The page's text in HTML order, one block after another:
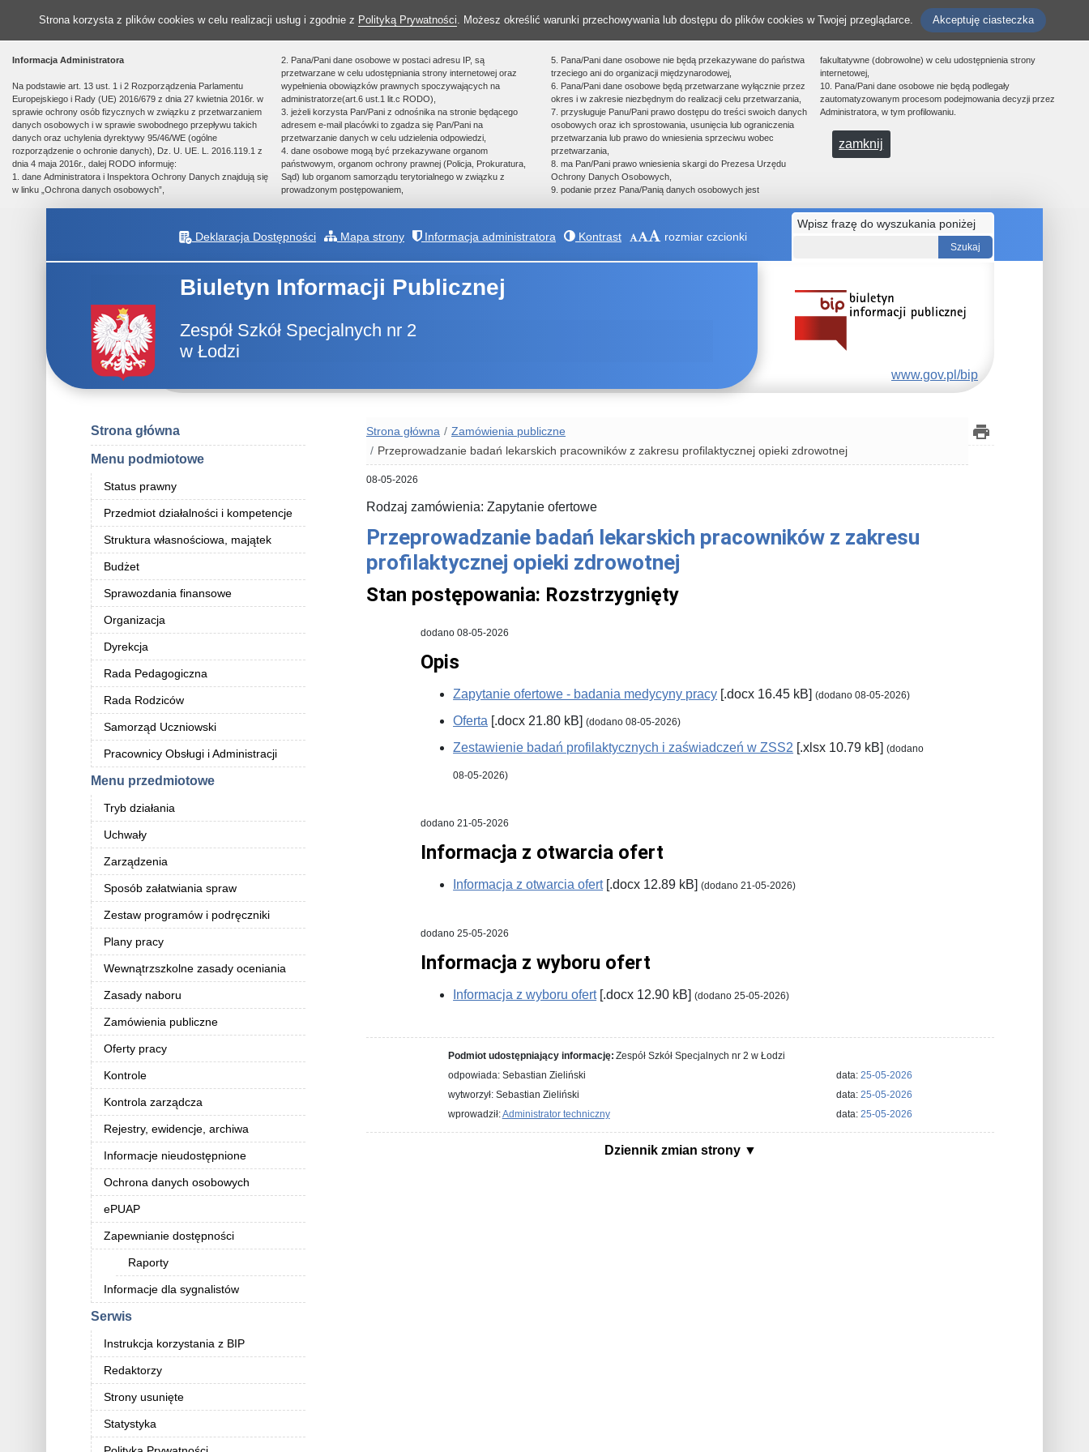
Strona korzysta z plików cookies w celu realizacji usług i zgodnie z Polityką Prywatności. Możesz określić warunki przechowywania lub dostępu do plików cookies w Twojej przeglądarce. Akceptuję ciasteczka
Informacja Administratora
Na podstawie art. 13 ust. 1 i 2 Rozporządzenia Parlamentu
Europejskiego i Rady (UE) 2016/679 z dnia 27 kwietnia 2016r. w
sprawie ochrony osób fizycznych w związku z przetwarzaniem
danych osobowych i w sprawie swobodnego przepływu takich
danych oraz uchylenia dyrektywy 95/46/WE (ogólne
rozporządzenie o ochronie danych), Dz. U. UE. L. 2016.119.1 z
dnia 4 maja 2016r., dalej RODO informuję:
1. dane Administratora i Inspektora Ochrony Danych znajdują się
w linku „Ochrona danych osobowych”,
2. Pana/Pani dane osobowe w postaci adresu IP, są
przetwarzane w celu udostępniania strony internetowej oraz
wypełnienia obowiązków prawnych spoczywających na
administratorze(art.6 ust.1 lit.c RODO),
3. jeżeli korzysta Pan/Pani z odnośnika na stronie będącego
adresem e-mail placówki to zgadza się Pan/Pani na
przetwarzanie danych w celu udzielenia odpowiedzi,
4. dane osobowe mogą być przekazywane organom
państwowym, organom ochrony prawnej (Policja, Prokuratura,
Sąd) lub organom samorządu terytorialnego w związku z
prowadzonym postępowaniem,
5. Pana/Pani dane osobowe nie będą przekazywane do państwa
trzeciego ani do organizacji międzynarodowej,
6. Pana/Pani dane osobowe będą przetwarzane wyłącznie przez
okres i w zakresie niezbędnym do realizacji celu przetwarzania,
7. przysługuje Panu/Pani prawo dostępu do treści swoich danych
osobowych oraz ich sprostowania, usunięcia lub ograniczenia
przetwarzania lub prawo do wniesienia sprzeciwu wobec
przetwarzania,
8. ma Pan/Pani prawo wniesienia skargi do Prezesa Urzędu
Ochrony Danych Osobowych,
9. podanie przez Pana/Panią danych osobowych jest
fakultatywne (dobrowolne) w celu udostępnienia strony
internetowej,
10. Pana/Pani dane osobowe nie będą podlegały
zautomatyzowanym procesom podejmowania decyzji przez
Administratora, w tym profilowaniu.
zamknij
Deklaracja Dostępności Mapa strony Informacja administratora Kontrast rozmiar czcionki
Wpisz frazę do wyszukania poniżej
Biuletyn Informacji Publicznej
Zespół Szkół Specjalnych nr 2
w Łodzi
www.gov.pl/bip
Strona główna
Menu podmiotowe
Status prawny
Przedmiot działalności i kompetencje
Struktura własnościowa, majątek
Budżet
Sprawozdania finansowe
Organizacja
Dyrekcja
Rada Pedagogiczna
Rada Rodziców
Samorząd Uczniowski
Pracownicy Obsługi i Administracji
Menu przedmiotowe
Tryb działania
Uchwały
Zarządzenia
Sposób załatwiania spraw
Zestaw programów i podręczniki
Plany pracy
Wewnątrzszkolne zasady oceniania
Zasady naboru
Zamówienia publiczne
Oferty pracy
Kontrole
Kontrola zarządcza
Rejestry, ewidencje, archiwa
Informacje nieudostępnione
Ochrona danych osobowych
ePUAP
Zapewnianie dostępności
Raporty
Informacje dla sygnalistów
Serwis
Instrukcja korzystania z BIP
Redaktorzy
Strony usunięte
Statystyka
Strona główna
Zamówienia publiczne
Przeprowadzanie badań lekarskich pracowników z zakresu profilaktycznej opieki zdrowotnej
08-05-2026
Rodzaj zamówienia: Zapytanie ofertowe
Przeprowadzanie badań lekarskich pracowników z zakresu
profilaktycznej opieki zdrowotnej
Stan postępowania: Rozstrzygnięty
dodano 08-05-2026
Opis
Zapytanie ofertowe - badania medycyny pracy [.docx 16.45 kB](dodano 08-05-2026)
Oferta [.docx 21.80 kB](dodano 08-05-2026)
Zestawienie badań profilaktycznych i zaświadczeń w ZSS2 [.xlsx 10.79 kB](dodano
08-05-2026)
dodano 21-05-2026
Informacja z otwarcia ofert
Informacja z otwarcia ofert[.docx 12.89 kB](dodano 21-05-2026)
dodano 25-05-2026
Informacja z wyboru ofert
Informacja z wyboru ofert[.docx 12.90 kB](dodano 25-05-2026)
Podmiot udostępniający informację: Zespół Szkół Specjalnych nr 2 w Łodzi
odpowiada: Sebastian Zieliński
data:25-05-2026
wytworzył: Sebastian Zieliński
data:25-05-2026
wprowadził:Administrator techniczny data:25-05-2026
Dziennik zmian strony